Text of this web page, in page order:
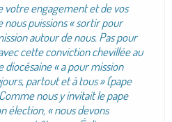
votre engagement et de vos
puissions « sortir pour
autour de nous. Pas pour
cette conviction chevillée au
« a pour mission
partout et à tous » (pape
nous y invitait le pape
élection, « nous devons